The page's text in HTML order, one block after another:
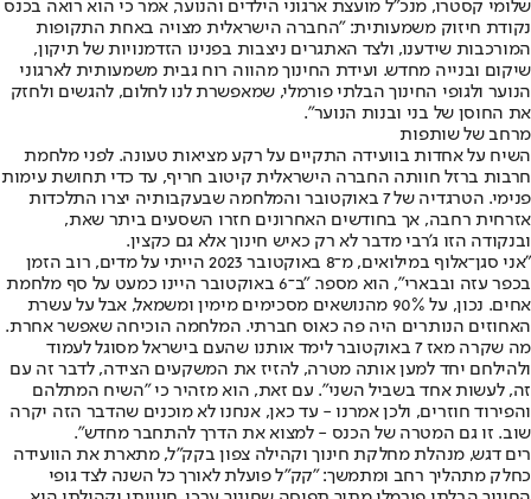
שלומי קסטרו, מנכ"ל מועצת ארגוני הילדים והנוער, אמר כי הוא רואה בכנס
נקודת חיזוק משמעותית: "החברה הישראלית מצויה באחת התקופות
המורכבות שידענו, ולצד האתגרים ניצבות בפנינו הזדמנויות של תיקון,
שיקום ובנייה מחדש. ועידת החינוך מהווה רוח גבית משמעותית לארגוני
הנוער ולגופי החינוך הבלתי פורמלי, שמאפשרת לנו לחלום, להגשים ולחזק
את החוסן של בני ובנות הנוער".
מרחב של שותפות
השיח על אחדות בוועידה התקיים על רקע מציאות טעונה. לפני מלחמת
חרבות ברזל חוותה החברה הישראלית קיטוב חריף, עד כדי תחושת עימות
פנימי. הטרגדיה של 7 באוקטובר והמלחמה שבעקבותיה יצרו התלכדות
אזרחית רחבה, אך בחודשים האחרונים חזרו השסעים ביתר שאת,
ובנקודה הזו ג'רבי מדבר לא רק כאיש חינוך אלא גם כקצין.
"אני סגן־אלוף במילואים, מ־8 באוקטובר 2023 הייתי על מדים, רוב הזמן
בכפר עזה ובבארי", הוא מספר. "ב־6 באוקטובר היינו כמעט על סף מלחמת
אחים. נכון, על 90% מהנושאים מסכימים מימין ומשמאל, אבל על עשרת
האחוזים הנותרים היה פה כאוס חברתי. המלחמה הוכיחה שאפשר אחרת.
מה שקרה מאז 7 באוקטובר לימד אותנו שהעם בישראל מסוגל לעמוד
ולהילחם יחד למען אותה מטרה, להזיז את המשקעים הצידה, לדבר זה עם
זה, לעשות אחד בשביל השני". עם זאת, הוא מזהיר כי "השיח המתלהם
והפירוד חוזרים, ולכן אמרנו - עד כאן, אנחנו לא מוכנים שהדבר הזה יקרה
שוב. זו גם המטרה של הכנס - למצוא את הדרך להתחבר מחדש".
רים דגש, מנהלת מחלקת חינוך וקהילה צפון בקק"ל, מתארת את הוועידה
כחלק מתהליך רחב ומתמשך: "קק"ל פועלת לאורך כל השנה לצד גופי